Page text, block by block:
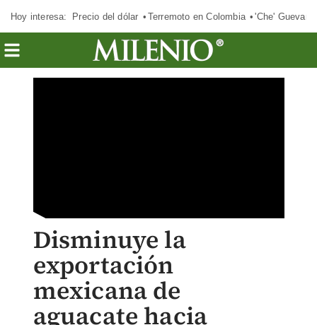
Hoy interesa: Precio del dólar Terremoto en Colombia 'Che' Guevara
Disminuye la
exportación
mexicana de
aguacate hacia